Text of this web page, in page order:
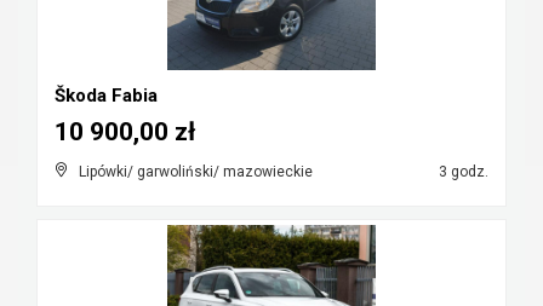
Škoda Fabia
Lipówki/ garwoliński/ mazowieckie 3 godz.
10 900,00 zł